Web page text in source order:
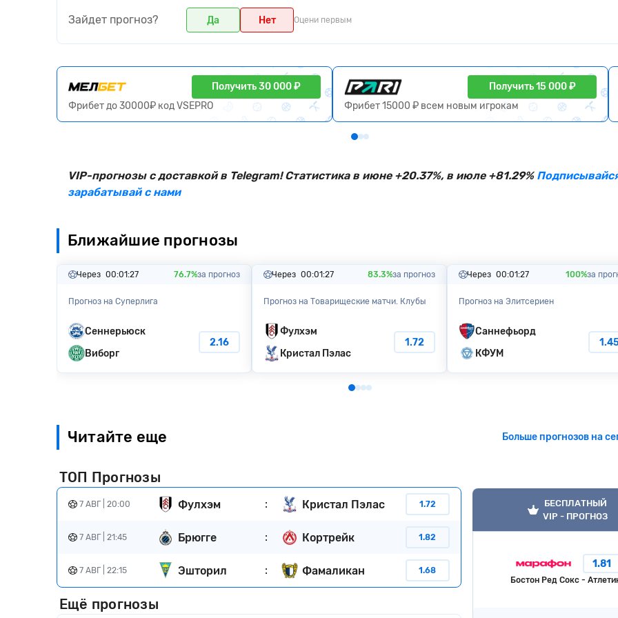
Зайдет прогноз? Да Нет Оцени первым
Получить 30 000 ₽
Фрибет до 30000₽ код VSEPRO
Получить 15 000 ₽
Фрибет 15000 ₽ всем новым игрокам
VIP-прогнозы с доставкой в Telegram! Статистика в июне +20.37%, в июле +81.29%
зарабатывай с нами
Ближайшие прогнозы
Через 00:01:26 76.7%за прогноз
Прогноз на Суперлига
Сеннерьюск
Виборг
2.16
Через 00:01:26 83.3%за прогноз
Прогноз на Товарищеские матчи. Клубы
Фулхэм
Кристал Пэлас
1.72
Через 00:01:26 100%за
Прогноз на Элитсериен
Саннефьорд
КФУМ
Читайте еще Больше прогнозов на
ТОП Прогнозы
7 АВГ | 20:00 Фулхэм : Кристал Пэлас 1.72
7 АВГ | 21:45 Брюгге : Кортрейк 1.82
7 АВГ | 22:15 Эшторил : Фамаликан 1.68
Ещё прогнозы
БЕСПЛАТНЫЙ
VIP - ПРОГНОЗ
1.81
Бостон Ред Сокс -